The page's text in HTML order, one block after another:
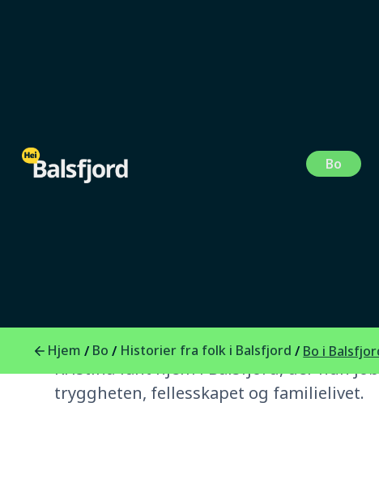
Bo
Hjem / Bo / Historier fra folk i Balsfjord / Bo i
Folk i Balsfjord
for landbruket
Kristina fant hjem i Balsfjord, der hun
tryggheten, fellesskapet og familielivet.